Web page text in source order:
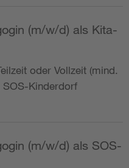
(m/w/d) als Kita-
oder Vollzeit (mind.
Kinderdorf
(m/w/d) als SOS-